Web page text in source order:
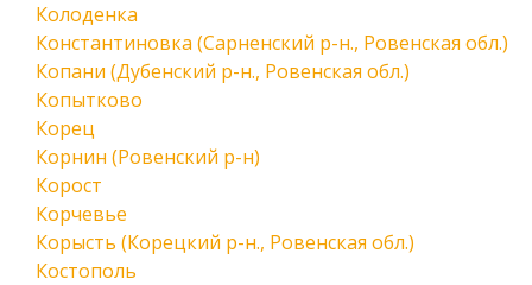
Колоденка
Константиновка (Сарненский р-н., Ровенская обл.)
Копани (Дубенский р-н., Ровенская обл.)
Копытково
Корец
Корнин (Ровенский р-н)
Корост
Корчевье
Корысть (Корецкий р-н., Ровенская обл.)
Костополь